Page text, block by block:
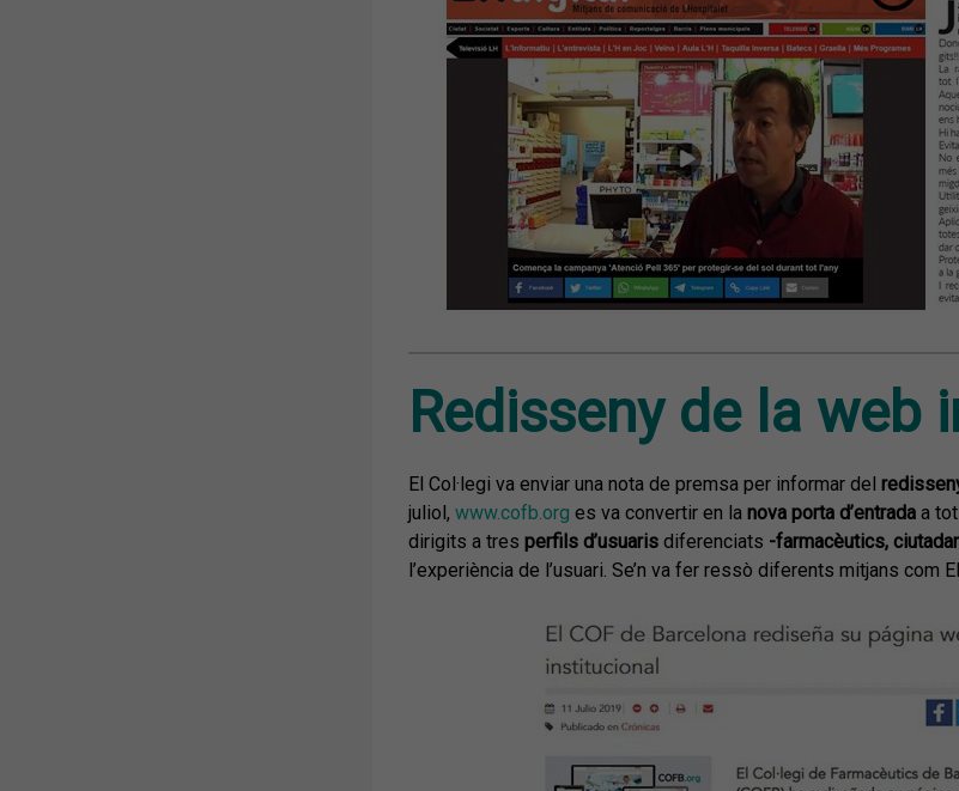
Redisseny de la web
El Col·legi va enviar una nota de premsaper informar del
juliol, www.cofb.org es va convertir en lanova porta d’entradaa
dirigits a tres perfils d’usuarisdiferenciats -farmacèutics,
l’experiència de l’usuari. Se’n va fer ressò diferents mitjans com